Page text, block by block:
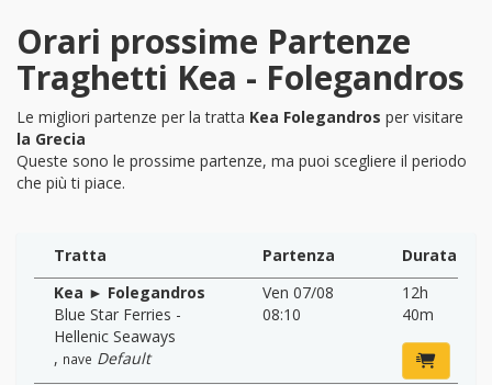
Orari prossime Partenze
Traghetti Kea - Folegandros
Le migliori partenze per la tratta Kea Folegandros per visitare
la Grecia
Queste sono le prossime partenze, ma puoi scegliere il periodo
che più ti piace.
Tratta Partenza
Durata
Kea ► Folegandros
Blue Star Ferries -
Hellenic Seaways
, nave Default
Ven 07/08
08:10
12h
40m